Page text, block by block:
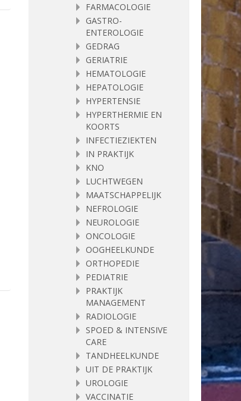
FARMACOLOGIE
GASTRO-
ENTEROLOGIE
GEDRAG
GERIATRIE
HEMATOLOGIE
HEPATOLOGIE
HYPERTENSIE
HYPERTHERMIE EN
KOORTS
INFECTIEZIEKTEN
IN PRAKTIJK
KNO
LUCHTWEGEN
MAATSCHAPPELIJK
NEFROLOGIE
NEUROLOGIE
ONCOLOGIE
OOGHEELKUNDE
ORTHOPEDIE
PEDIATRIE
PRAKTIJK
MANAGEMENT
RADIOLOGIE
SPOED & INTENSIVE
CARE
TANDHEELKUNDE
UIT DE PRAKTIJK
UROLOGIE
VACCINATIE